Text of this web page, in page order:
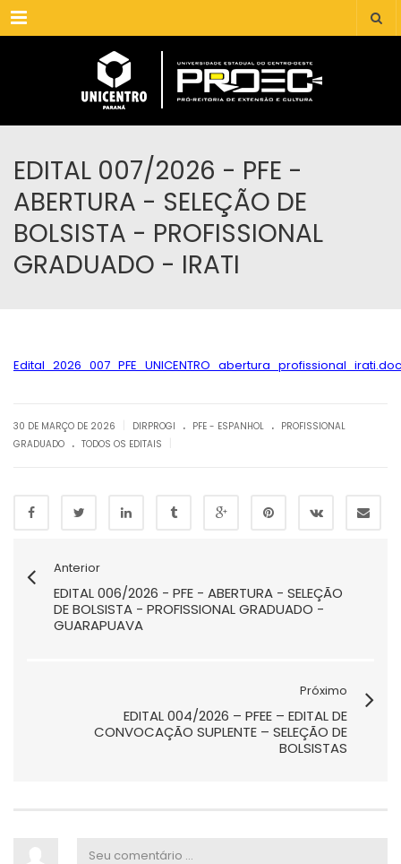
Menu
EDITAL 007/2026 - PFE -
ABERTURA - SELEÇÃO DE
BOLSISTA - PROFISSIONAL
GRADUADO - IRATI
30 DE MARÇO DE 2026 DIRPROGI . PFE - ESPANHOL . PROFISSIONAL
GRADUADO . TODOS OS EDITAIS
Anterior
EDITAL 006/2026 - PFE - ABERTURA - SELEÇÃO
DE BOLSISTA - PROFISSIONAL GRADUADO -
GUARAPUAVA
Próximo
EDITAL 004/2026 – PFEE – EDITAL DE
CONVOCAÇÃO SUPLENTE – SELEÇÃO DE
BOLSISTAS